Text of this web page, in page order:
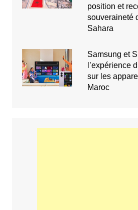
position et
souveraineté
Sahara
Samsung et
l’expérience
sur les
Maroc